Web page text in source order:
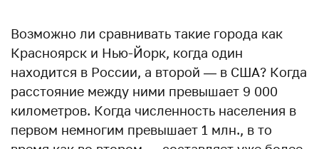
Возможно ли сравнивать такие города как
Красноярск и Нью-Йорк, когда один
находится в России, а второй — в США? Когда
расстояние между ними превышает 9 000
километров. Когда численность населения в
первом немногим превышает 1 млн., в то